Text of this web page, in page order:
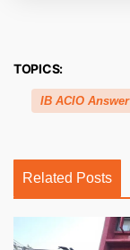
TOPICS:
IB ACIO
Related Posts